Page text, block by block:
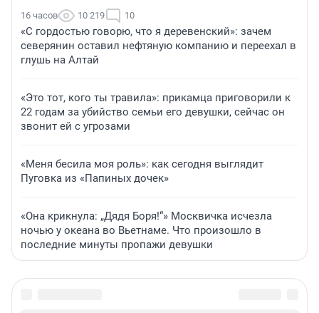
16 часов 10 219 10
«С гордостью говорю, что я деревенский»: зачем
северянин оставил нефтяную компанию и переехал в
глушь на Алтай
«Это тот, кого ты травила»: прикамца приговорили к
22 годам за убийство семьи его девушки, сейчас он
звонит ей с угрозами
«Меня бесила моя роль»: как сегодня выглядит
Пуговка из «Папиных дочек»
«Она крикнула: „Дядя Боря!“» Москвичка исчезла
ночью у океана во Вьетнаме. Что произошло в
последние минуты пропажи девушки